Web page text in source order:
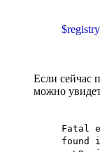
$registry
Если сейчас
можно
Fatal
found